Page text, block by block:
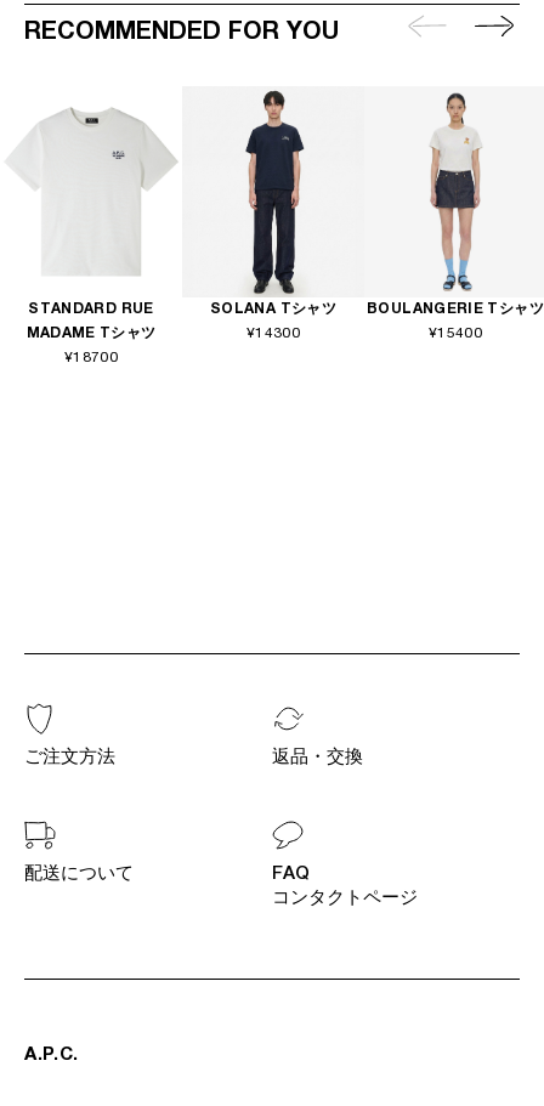
RECOMMENDED FOR YOU
STANDARD RUE
MADAME Tシャツ
¥18700
SOLANA Tシャツ
¥14300
BOULANGERIE Tシャツ
¥15400
ご注文方法 返品・交換
配送について
FAQ
コンタクトページ
A. P. C.